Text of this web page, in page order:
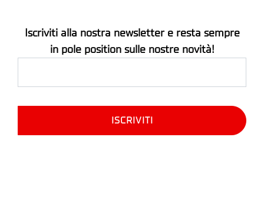
Iscriviti alla nostra newsletter e resta sempre
in pole position sulle nostre novità!